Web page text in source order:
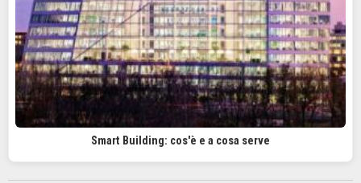
Smart Building: cos'è e a cosa serve